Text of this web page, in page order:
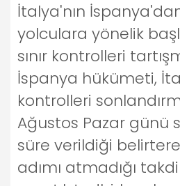
İtalya'nın
yolculara yönelik
sınır kontrolleri
İspanya hükümeti,
kontrolleri
Ağustos Pazar günü
süre verildiği
adımı atmadığı